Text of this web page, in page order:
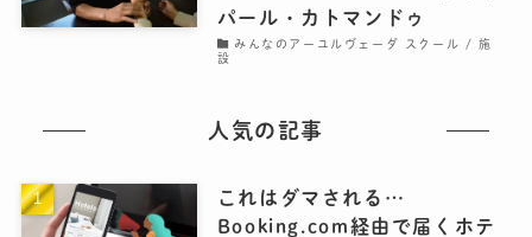
パール・カトマンドゥ
みんなのアーユルヴェーダ スクール / 施
設
人気の記事
これはダマされる…
Booking.com経由で届くホテ